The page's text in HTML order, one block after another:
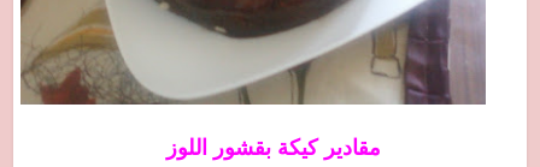
مقادير كيكة بقشور اللوز